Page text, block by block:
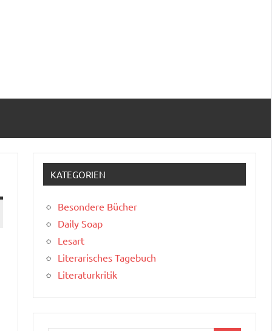
KATEGORIEN
Besondere Bücher
Daily Soap
Lesart
Literarisches Tagebuch
Literaturkritik